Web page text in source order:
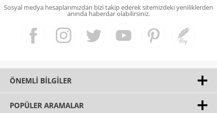
Sosyal medya hesaplarımızdan bizi takip ederek sitemizdeki yeniliklerden
anında haberdar olabilirsiniz.
ÖNEMLI BILGILER
POPÜLER ARAMALAR